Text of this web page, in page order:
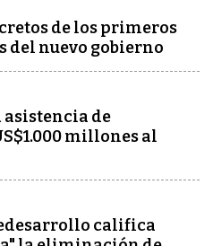
de los primeros
del nuevo gobierno
asistencia de
millones al
califica